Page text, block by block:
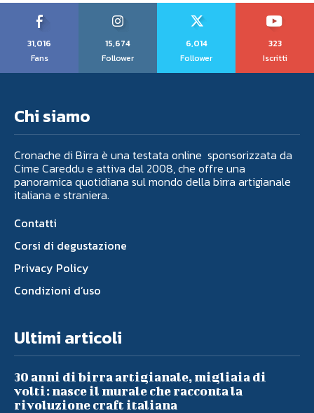
31,016
Fans
15,674
Follower
6,014
Follower
323
Iscritti
Chi siamo
Cronache di Birra è una testata online sponsorizzata da
Cime Careddu e attiva dal 2008, che offre una
panoramica quotidiana sul mondo della birra artigianale
italiana e straniera.
Contatti
Corsi di degustazione
Privacy Policy
Condizioni d’uso
Ultimi articoli
30 anni di birra artigianale, migliaia di
volti: nasce il murale che racconta la
rivoluzione craft italiana